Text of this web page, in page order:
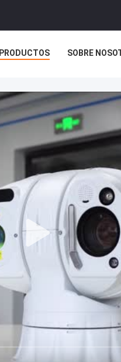
PRODUCTOS SOBRE